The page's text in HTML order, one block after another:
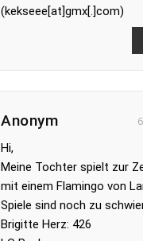
(kekseee[at]gmx[.]com)
Anonym
Hi,
Meine Tochter spielt zur
mit einem Flamingo von
Spiele sind noch zu
Brigitte Herz: 426